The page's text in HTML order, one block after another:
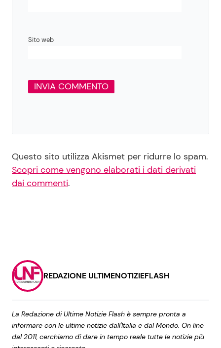
Sito web
Questo sito utilizza Akismet per ridurre lo spam.
Scopri come vengono elaborati i dati derivati
dai commenti.
REDAZIONE ULTIMENOTIZIEFLASH
La Redazione di Ultime Notizie Flash è sempre pronta a
informare con le ultime notizie dall'Italia e dal Mondo. On line
dal 2011, cerchiamo di dare in tempo reale tutte le notizie più